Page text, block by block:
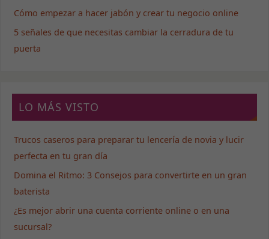
Cómo empezar a hacer jabón y crear tu negocio online
5 señales de que necesitas cambiar la cerradura de tu
puerta
LO MÁS VISTO
Trucos caseros para preparar tu lencería de novia y lucir
perfecta en tu gran día
Domina el Ritmo: 3 Consejos para convertirte en un gran
baterista
¿Es mejor abrir una cuenta corriente online o en una
sucursal?